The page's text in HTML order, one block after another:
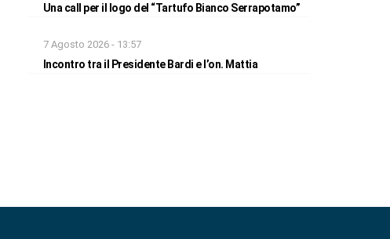
Una call per il logo del “Tartufo Bianco Serrapotamo”
7 Agosto 2026 - 13:57
Incontro tra il Presidente Bardi e l’on. Mattia